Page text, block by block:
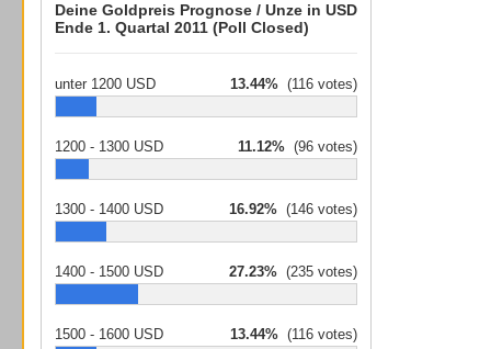
Deine Goldpreis Prognose / Unze in USD
Ende 1. Quartal 2011 (Poll Closed)
unter 1200 USD 13.44% (116 votes)
1200 - 1300 USD 11.12% (96 votes)
1300 - 1400 USD 16.92% (146 votes)
1400 - 1500 USD 27.23% (235 votes)
1500 - 1600 USD 13.44% (116 votes)